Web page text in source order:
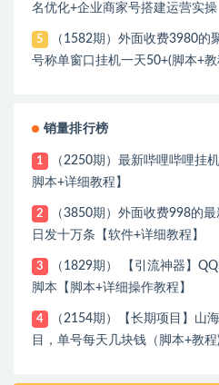
名优化+企业商家号搭建运营实操
5
（1582期）外面收费3980的
号称单窗口挂机一天50+(脚本+教
销量排行榜
1
（2250期）最新哔哩哔哩挂
脚本+详细教程】
2
（3850期）外面收费998的
日发十万条【软件+详细教程】
3
（1829期） 【引流神器】
脚本【脚本+详细操作教程】
4
（2154期）【长期项目】山
目，单号每天几块钱（脚本+教程